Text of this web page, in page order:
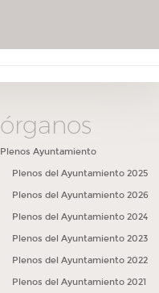
órganos
Plenos Ayuntamiento
Plenos del Ayuntamiento 2025
Plenos del Ayuntamiento 2026
Plenos del Ayuntamiento 2024
Plenos del Ayuntamiento 2023
Plenos del Ayuntamiento 2022
Plenos del Ayuntamiento 2021